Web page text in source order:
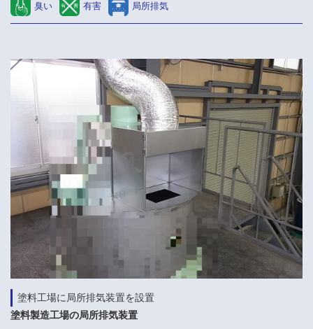
臭い 有害 局所排気
塗料工場に局所排気装置を設置
塗料製造工場の局所排気装置